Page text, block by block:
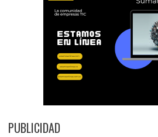
PUBLICIDAD